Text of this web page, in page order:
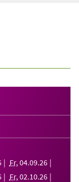
Fr, 04.09.26
Fr, 02.10.26